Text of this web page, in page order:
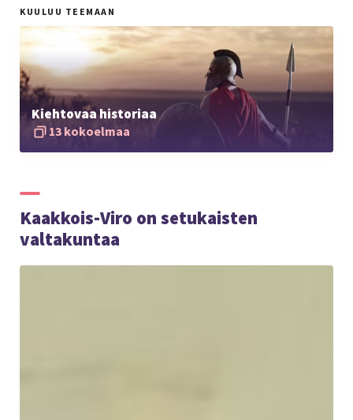
KUULUU TEEMAAN
Kiehtovaa historiaa
13 kokoelmaa
Kaakkois-Viro on setukaisten
valtakuntaa